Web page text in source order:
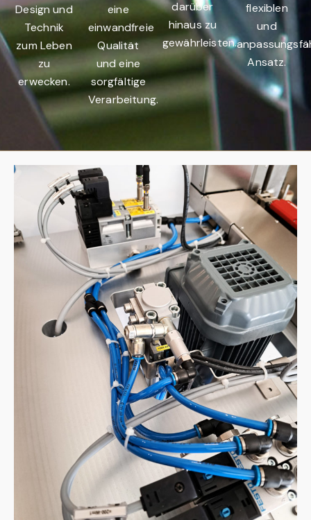
Design und
Technik
zum Leben
zu
erwecken.
eine
einwandfreie
Qualität
und eine
sorgfältige
Verarbeitung.
darüber
hinaus zu
gewährleisten.
flexiblen
und
Ansatz.